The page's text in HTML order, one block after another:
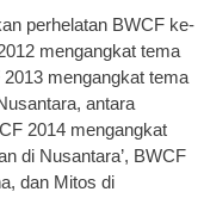
perhelatan BWCF ke-
mengangkat tema
2013 mengangkat tema
antara
2014 mengangkat
di Nusantara’, BWCF
dan Mitos di